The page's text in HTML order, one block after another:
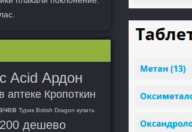
Acid Ардон
аптеке Кропоткин
Турик British Dragon купить
дешево